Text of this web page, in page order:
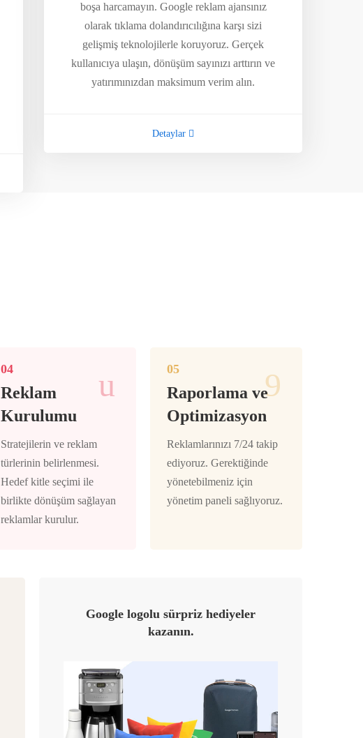
boşa harcamayın. Google reklam ajansınız
olarak tıklama dolandırıcılığına karşı sizi
gelişmiş teknolojilerle koruyoruz. Gerçek
kullanıcıya ulaşın, dönüşüm sayınızı arttırın ve
yatırımınızdan maksimum verim alın.
Detaylar
04
Reklam
Kurulumu
Stratejilerin ve reklam
türlerinin belirlenmesi.
Hedef kitle seçimi ile
birlikte dönüşüm sağlayan
reklamlar kurulur.
05
Raporlama ve
Optimizasyon
Reklamlarınızı 7/24 takip
ediyoruz. Gerektiğinde
yönetebilmeniz için
yönetim paneli sağlıyoruz.
Google logolu sürpriz hediyeler
kazanın.